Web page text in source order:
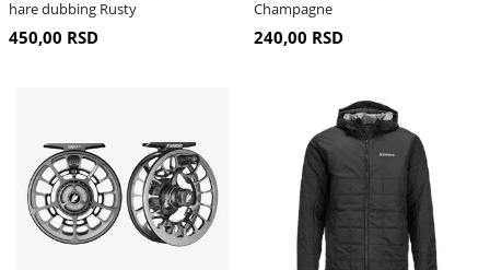
hare dubbing Rusty
450,00 RSD
Champagne
240,00 RSD